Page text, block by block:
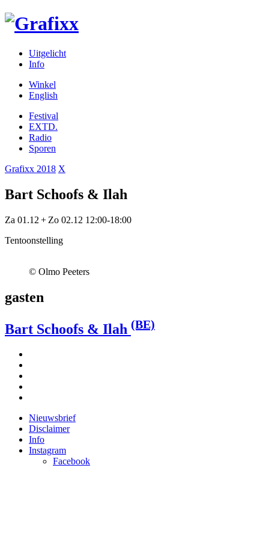
Uitgelicht
Info
Winkel
English
Festival
EXTD.
Radio
Sporen
Grafixx 2018 X
Bart Schoofs & Ilah
Za 01.12 + Zo 02.12 12:00-18:00
Tentoonstelling
© Olmo Peeters
gasten
Bart Schoofs & Ilah (BE)
Nieuwsbrief
Disclaimer
Info
Instagram
Facebook